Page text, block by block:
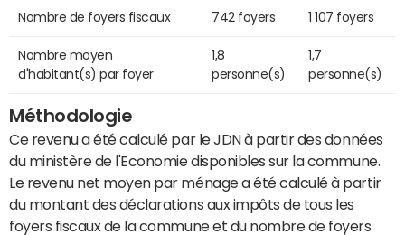
Nombre de foyers fiscaux 742 foyers 1 107 foyers
Nombre moyen
d'habitant(s) par foyer
1,8
personne(s)
1,7
personne(s)
Méthodologie
Ce revenu a été calculé par le JDN à partir des données
du ministère de l'Economie disponibles sur la commune.
Le revenu net moyen par ménage a été calculé à partir
du montant des déclarations aux impôts de tous les
foyers fiscaux de la commune et du nombre de foyers